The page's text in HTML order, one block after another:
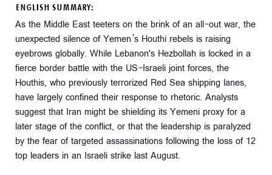
ENGLISH SUMMARY:
As the Middle East teeters on the brink of an all-out war, the
unexpected silence of Yemen’s Houthi rebels is raising
eyebrows globally. While Lebanon's Hezbollah is locked in a
fierce border battle with the US-Israeli joint forces, the
Houthis, who previously terrorized Red Sea shipping lanes,
have largely confined their response to rhetoric. Analysts
suggest that Iran might be shielding its Yemeni proxy for a
later stage of the conflict, or that the leadership is paralyzed
by the fear of targeted assassinations following the loss of 12
top leaders in an Israeli strike last August.